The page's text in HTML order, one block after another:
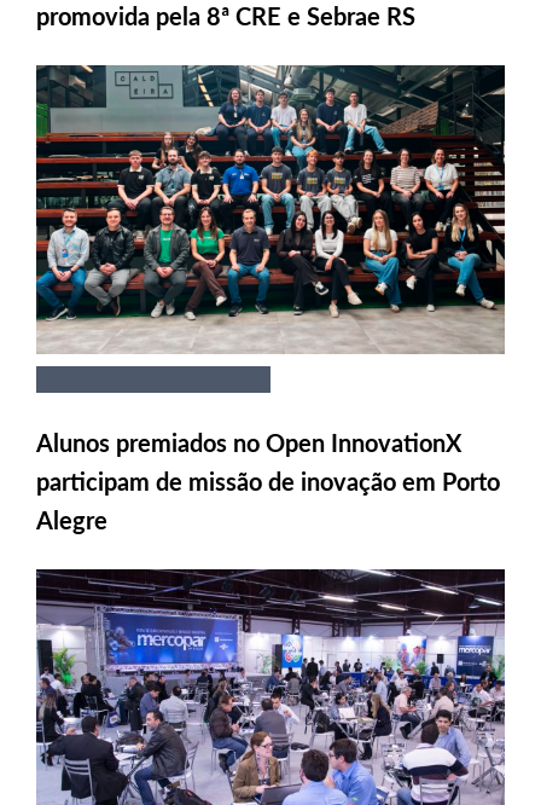
promovida pela 8ª CRE e Sebrae RS
Alunos premiados no Open InnovationX
participam de missão de inovação em Porto
Alegre